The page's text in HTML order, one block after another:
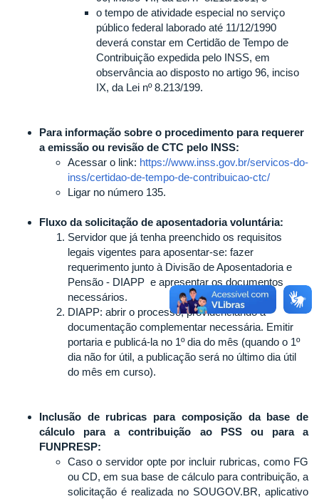
o tempo de atividade especial no serviço
público federal laborado até 11/12/1990
deverá constar em Certidão de Tempo de
Contribuição expedida pelo INSS, em
observância ao disposto no artigo 96, inciso
IX, da Lei nº 8.213/199.
Para informação sobre o procedimento para requerer
a emissão ou revisão de CTC pelo INSS:
Acessar o link: https://www.inss.gov.br/servicos-do-
inss/certidao-de-tempo-de-contribuicao-ctc/
Ligar no número 135.
Fluxo da solicitação de aposentadoria voluntária:
Servidor que já tenha preenchido os requisitos
legais vigentes para aposentar-se: fazer
requerimento junto à Divisão de Aposentadoria e
Pensão - DIAPP e apresentar os documentos
necessários.
DIAPP: abrir o processo, providenciando a
documentação complementar necessária. Emitir
portaria e publicá-la no 1º dia do mês (quando o 1º
dia não for útil, a publicação será no último dia útil
do mês em curso).
Inclusão de rubricas para composição da base de
cálculo para a contribuição ao PSS ou para a
FUNPRESP:
Caso o servidor opte por incluir rubricas, como FG
ou CD, em sua base de cálculo para contribuição, a
solicitação é realizada no SOUGOV.BR, aplicativo